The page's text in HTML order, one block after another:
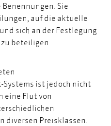
Sie
auf die aktuelle
sich an der Festlegung
beteiligen.
ist jedoch nicht
eine Flut von
diversen Preisklassen.